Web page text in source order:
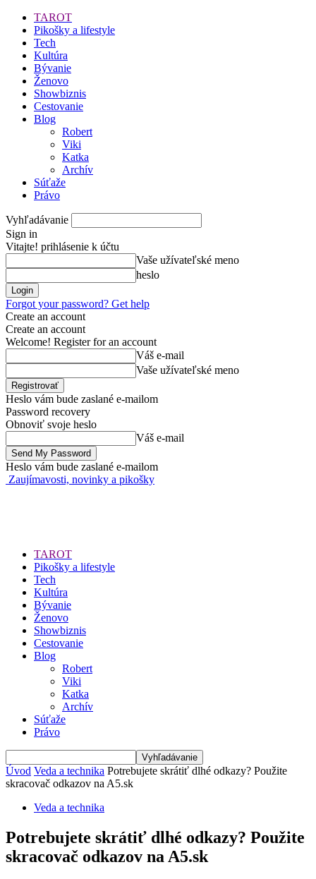
TAROT
Pikošky a lifestyle
Tech
Kultúra
Bývanie
Ženovo
Showbiznis
Cestovanie
Blog
Robert
Viki
Katka
Archív
Súťaže
Právo
Vyhľadávanie
Sign in
Vitajte! prihlásenie k účtu
Vaše užívateľské meno
heslo
Forgot your password? Get help
Create an account
Create an account
Welcome! Register for an account
Váš e-mail
Vaše užívateľské meno
Heslo vám bude zaslané e-mailom
Password recovery
Obnoviť svoje heslo
Váš e-mail
Heslo vám bude zaslané e-mailom
Zaujímavosti, novinky a pikošky
TAROT
Pikošky a lifestyle
Tech
Kultúra
Bývanie
Ženovo
Showbiznis
Cestovanie
Blog
Robert
Viki
Katka
Archív
Súťaže
Právo
Úvod Veda a technika Potrebujete skrátiť dlhé odkazy? Použite
skracovač odkazov na A5.sk
Veda a technika
Potrebujete skrátiť dlhé odkazy? Použite
skracovač odkazov na A5.sk